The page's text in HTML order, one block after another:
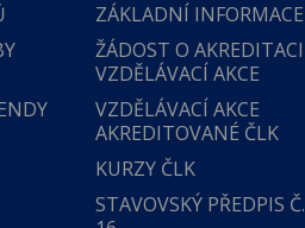
ZÁKLADNÍ INFORMACE
ŽÁDOST O AKREDITACI
VZDĚLÁVACÍ AKCE
VZDĚLÁVACÍ AKCE
AKREDITOVANÉ ČLK
KURZY ČLK
STAVOVSKÝ PŘEDPIS Č.